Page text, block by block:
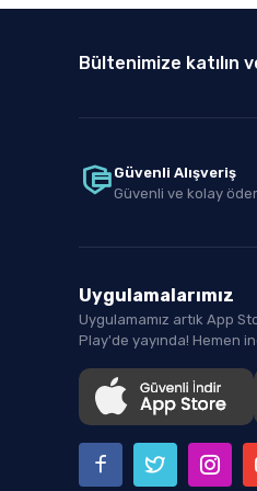
Bültenimize katılın
Güvenli Alışveriş
Güvenli ve kolay
Uygulamalarımız
Uygulamamız artık App
Play'de yayında! Hemen